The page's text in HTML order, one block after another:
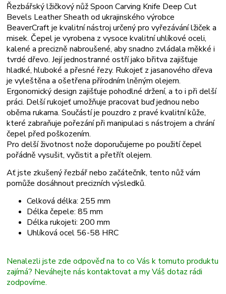
Řezbářský lžičkový nůž Spoon Carving Knife Deep Cut
Bevels Leather Sheathod ukrajinského výrobce
BeaverCraft je kvalitní nástroj určený pro vyřezávání lžiček a
misek. Čepel je vyrobena z vysoce kvalitní uhlíkové oceli,
kalené a precizně nabroušené, aby snadno zvládala měkké i
tvrdé dřevo. Její jednostranné ostří jako břitva zajišťuje
hladké, hluboké a přesné řezy. Rukojeť z jasanového dřeva
je vyleštěna a ošetřena přírodním lněným olejem.
Ergonomický design zajišťuje pohodlné držení, a to i při delší
práci. Delší rukojeť umožňuje pracovat buď jednou nebo
oběma rukama. Součástí je pouzdro z pravé kvalitní kůže,
které zabraňuje pořezání při manipulaci s nástrojem a chrání
čepel před poškozením.
Pro delší životnost nože doporučujeme po použití čepel
pořádně vysušit, vyčistit a přetřít olejem.
Ať jste zkušený řezbář nebo začátečník, tento nůž vám
pomůže dosáhnout precizních výsledků.
Celková délka: 255 mm
Délka čepele: 85 mm
Délka rukojeti: 200 mm
Uhlíková ocel 56-58 HRC
Nenalezli jste zde odpověď na to co Vás k tomuto produktu
zajímá? Neváhejte nás kontaktovat a my Váš dotaz rádi
zodpovíme.